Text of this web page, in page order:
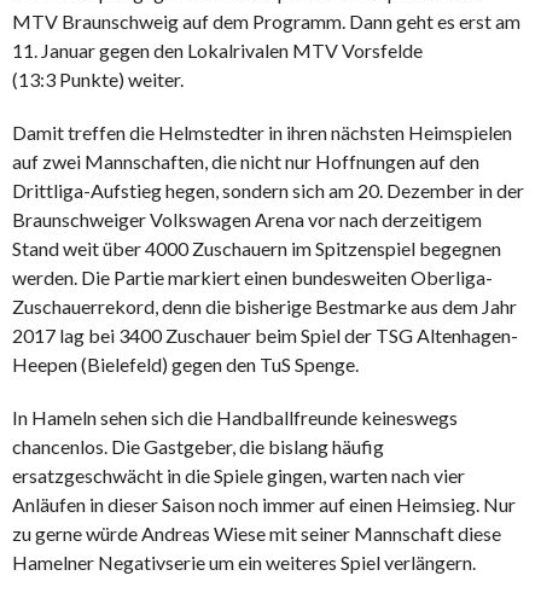
MTV Braunschweig auf dem Programm. Dann geht es erst am
11. Januar gegen den Lokalrivalen MTV Vorsfelde
(13:3 Punkte) weiter.
Damit treffen die Helmstedter in ihren nächsten Heimspielen
auf zwei Mannschaften, die nicht nur Hoffnungen auf den
Drittliga-Aufstieg hegen, sondern sich am 20. Dezember in der
Braunschweiger Volkswagen Arena vor nach derzeitigem
Stand weit über 4000 Zuschauern im Spitzenspiel begegnen
werden. Die Partie markiert einen bundesweiten Oberliga-
Zuschauerrekord, denn die bisherige Bestmarke aus dem Jahr
2017 lag bei 3400 Zuschauer beim Spiel der TSG Altenhagen-
Heepen (Bielefeld) gegen den TuS Spenge.
In Hameln sehen sich die Handballfreunde keineswegs
chancenlos. Die Gastgeber, die bislang häufig
ersatzgeschwächt in die Spiele gingen, warten nach vier
Anläufen in dieser Saison noch immer auf einen Heimsieg. Nur
zu gerne würde Andreas Wiese mit seiner Mannschaft diese
Hamelner Negativserie um ein weiteres Spiel verlängern.